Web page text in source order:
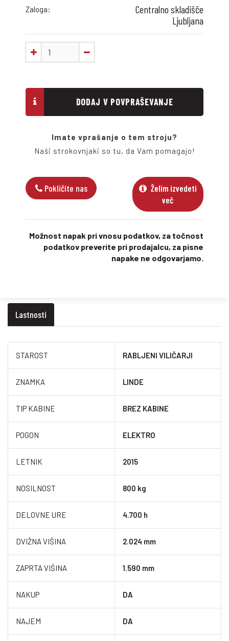
Zaloga:
Centralno skladišče
Ljubljana
DODAJ V POVPRAŠEVANJE
Imate vprašanje o tem stroju?
Naši strokovnjaki so tu, da Vam pomagajo!
Pokličite nas
Želim izvedeti
več
Možnost napak pri vnosu podatkov, za točnost
podatkov preverite pri prodajalcu, za pisne
napake ne odgovarjamo.
Lastnosti
STAROST RABLJENI VILIČARJI
ZNAMKA LINDE
TIP KABINE BREZ KABINE
POGON ELEKTRO
LETNIK 2015
NOSILNOST 800 kg
DELOVNE URE 4.700 h
DVIŽNA VIŠINA 2.024 mm
ZAPRTA VIŠINA 1.590 mm
NAKUP DA
NAJEM DA